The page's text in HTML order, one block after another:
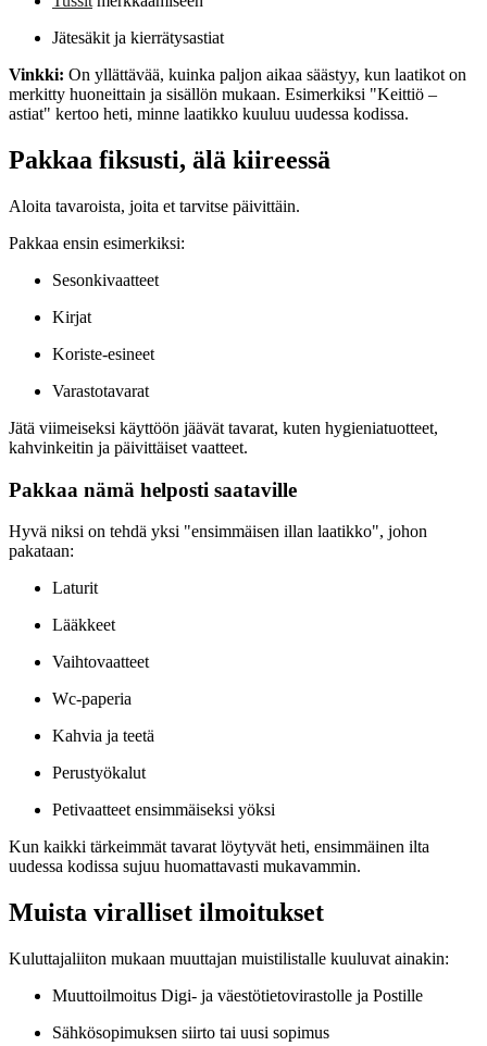
Jätesäkit ja kierrätysastiat
Vinkki: On yllättävää, kuinka paljon aikaa säästyy, kun laatikot on
merkitty huoneittain ja sisällön mukaan. Esimerkiksi "Keittiö –
astiat" kertoo heti, minne laatikko kuuluu uudessa kodissa.
Pakkaa fiksusti, älä kiireessä
Aloita tavaroista, joita et tarvitse päivittäin.
Pakkaa ensin esimerkiksi:
Sesonkivaatteet
Kirjat
Koriste-esineet
Varastotavarat
Jätä viimeiseksi käyttöön jäävät tavarat, kuten hygieniatuotteet,
kahvinkeitin ja päivittäiset vaatteet.
Pakkaa nämä helposti saataville
Hyvä niksi on tehdä yksi "ensimmäisen illan laatikko", johon
pakataan:
Laturit
Lääkkeet
Vaihtovaatteet
Wc-paperia
Kahvia ja teetä
Perustyökalut
Petivaatteet ensimmäiseksi yöksi
Kun kaikki tärkeimmät tavarat löytyvät heti, ensimmäinen ilta
uudessa kodissa sujuu huomattavasti mukavammin.
Muista viralliset ilmoitukset
Kuluttajaliiton mukaan muuttajan muistilistalle kuuluvat ainakin:
Muuttoilmoitus Digi- ja väestötietovirastolle ja Postille
Sähkösopimuksen siirto tai uusi sopimus